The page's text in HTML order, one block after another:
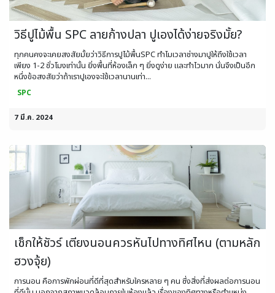
วิธีปูไม้พื้น SPC ลายก้างปลา ปูเองได้ง่ายจริงมั้ย?
ทุกคนคงจะเคยสงสัยมั้ยว่าวิธีการปูไม้พื้นSPC ทำไมเวลาช่างมาปูให้ถึงใช้เวลา
เพียง 1-2 ชั่วโมงเท่านั้น ยิ่งพื้นที่ห้องเล็ก ๆ ยิ่งดูง่าย และทำไวมาก นั่นจึงเป็นอีก
หนึ่งข้อสงสัยว่าถ้าเราปูเองจะใช้เวลานานเท่า...
SPC
7 มี.ค. 2024
เช็กให้ชัวร์ เตียงนอนควรหันไปทางทิศไหน (ตามหลัก
ฮวงจุ้ย)
การนอน คือการพักผ่อนที่ดีที่สุดสำหรับใครหลาย ๆ คน ซึ่งสิ่งที่ส่งผลต่อการนอน